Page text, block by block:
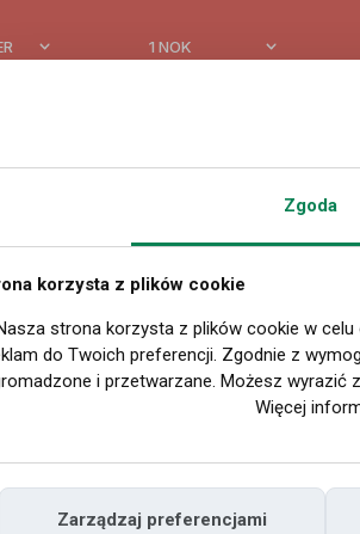
1 NOK
Zgoda
korzysta z plików cookie
strona korzysta z plików cookie w
do Twoich preferencji. Zgodnie z
i przetwarzane. Możesz wyrazić
Więcej
Zarządzaj preferencjami